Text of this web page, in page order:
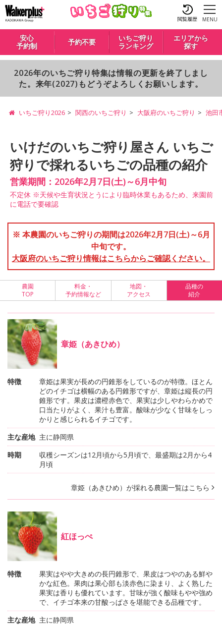
閲覧履歴 MENU
安心
予約制
予約不要
いちご狩り
ランキング
エリアから
探す
2026年のいちご狩り特集は情報の更新を終了しまし
た。来年(2027)もどうぞよろしくお願いします。
いちご狩り2026 関西のいちご狩り 大阪府のいちご狩り 池田
いけだのいちご狩り屋さん いちご
狩りで採れるいちごの品種の紹介
営業期間：2026年2月7日(土)～6月中旬
不定休 ※天候や生育状況とうにより臨時休業もあるため、来園前
に電話で要確認
※ 本農園のいちご狩りの期間は2026年2月7日(土)～6月
中旬です。
大阪府のいちご狩り情報はこちらからご確認ください。
農園
TOP
料金・
予約情報など
地図・
アクセス
品種の
紹介
章姫（あきひめ）
特徴
章姫は果実が長めの円錐形をしているのが特徴。ほとん
どのイチゴは横幅のある円錐形ですが、章姫は縦長の円
錐形です。果皮は濃橙赤色で、果実は少しやわらかめで
口当たりがよく、果汁も豊富。酸味が少なく甘味をしっ
かりと感じられるイチゴです。
主な産地 主に静岡県
時期
収穫シーズンは12月頃から5月頃で、最盛期は2月から4
月頃
章姫（あきひめ）が採れる農園一覧はこちら
紅ほっぺ
特徴
果実はやや大きめの長円錐形で、果皮はつやのある鮮や
かな紅色。果肉は果心部も淡赤色に染まり、よく熟した
果実は香りも優れています。甘味が強く酸味もやや強め
で、イチゴ本来の甘酸っぱさを堪能できる品種です。
主な産地 主に静岡県